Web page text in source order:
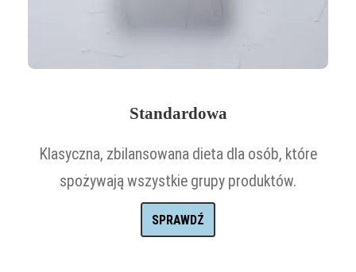
Standardowa
Klasyczna, zbilansowana dieta dla osób, które
spożywają wszystkie grupy produktów.
SPRAWDŹ